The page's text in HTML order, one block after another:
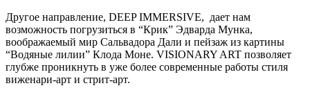
Другое направление, DEEP IMMERSIVE, дает нам
возможность погрузиться в “Крик” Эдварда Мунка,
воображаемый мир Сальвадора Дали и пейзаж из картины
“Водяные лилии” Клода Моне. VISIONARY ART позволяет
глубже проникнуть в уже более современные работы стиля
виженари-арт и стрит-арт.